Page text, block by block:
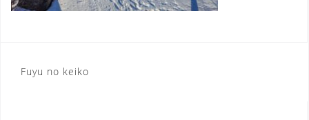
Post
Fuyu no keiko